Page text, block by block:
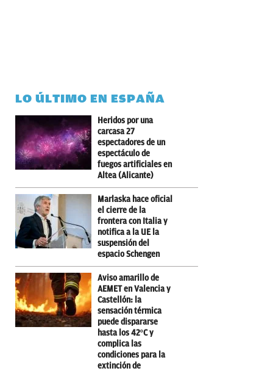
LO ÚLTIMO EN ESPAÑA
Heridos por una
carcasa 27
espectadores de un
espectáculo de
fuegos artificiales en
Altea (Alicante)
Marlaska hace oficial
el cierre de la
frontera con Italia y
notifica a la UE la
suspensión del
espacio Schengen
Aviso amarillo de
AEMET en Valencia y
Castellón: la
sensación térmica
puede dispararse
hasta los 42ºC y
complica las
condiciones para la
extinción de